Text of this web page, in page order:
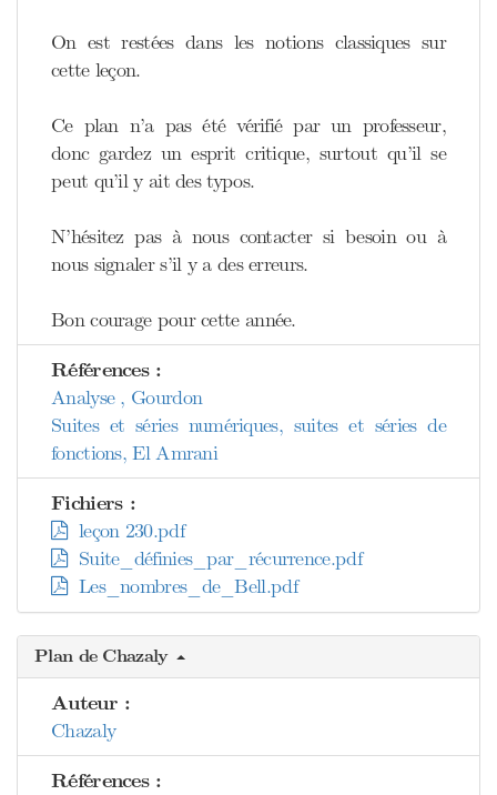
On est restées dans les notions classiques sur
cette leçon.
Ce plan n’a pas été vérifié par un professeur,
donc gardez un esprit critique, surtout qu’il se
peut qu’il y ait des typos.
N’hésitez pas à nous contacter si besoin ou à
nous signaler s’il y a des erreurs.
Bon courage pour cette année.
Références :
Analyse , Gourdon
Suites et séries numériques, suites et séries de
fonctions, El Amrani
Fichiers :
leçon 230.pdf
Suite_définies_par_récurrence.pdf
Les_nombres_de_Bell.pdf
Plan de Chazaly
Auteur :
Chazaly
Références :